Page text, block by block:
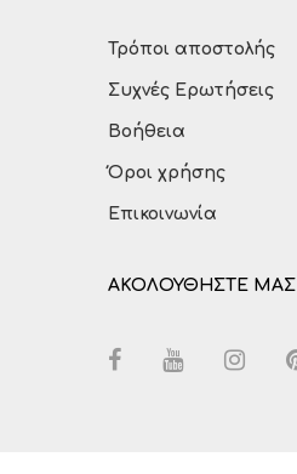
Τρόποι αποστολής
Συχνές Ερωτήσεις
Βοήθεια
Όροι χρήσης
Επικοινωνία
ΑΚΟΛΟΥΘΗΣΤΕ ΜΑΣ